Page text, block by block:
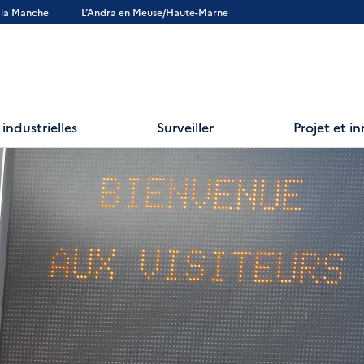
Manche L’Andra en Meuse/Haute-Marne
Surveiller Projet et
: Visiter les centres